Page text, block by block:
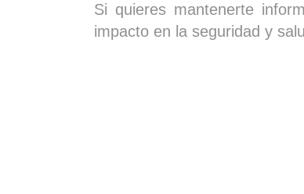
Si quieres mantenerte
impacto en la seguridad y